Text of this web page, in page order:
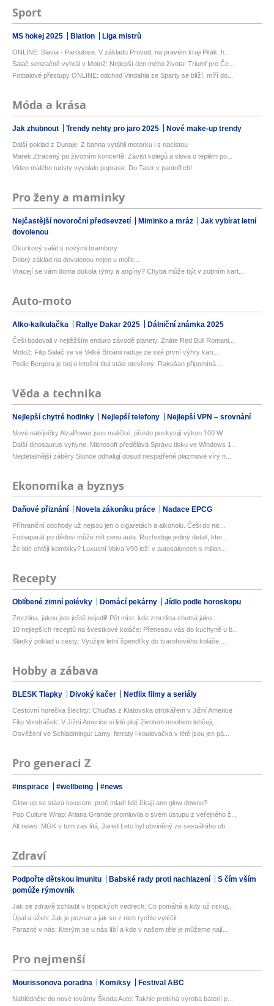
Sport
MS hokej 2025 Biatlon Liga mistrů
ONLINE: Slavia - Pardubice. V základu Provod, na pravém kraji Piták, h...
Salač senzačně vyhrál v Moto2: Nejlepší den mého života! Triumf pro Če...
Fotbalové přestupy ONLINE: odchod Vindahla ze Sparty se blíží, míří do...
Móda a krása
Jak zhubnout Trendy nehty pro jaro 2025 Nové make-up trendy
Další poklad z Dunaje: Z bahna vytáhli motorku i s nacistou
Marek Ztracený po životním koncertě: Závist kolegů a slova o teplém po...
Video malého turisty vyvolalo poprask: Do Tater v pantoflích!
Pro ženy a maminky
Nejčastější novoroční předsevzetí Miminko a mráz
Jak vybírat letní
dovolenou
Okurkový salát s novými brambory
Dobrý základ na dovolenou nejen u moře...
Vracejí se vám doma dokola rýmy a angíny? Chyba může být v zubním kart...
Auto-moto
Alko-kalkulačka Rallye Dakar 2025 Dálniční známka 2025
Češi bodovali v nejtěžším enduro závodě planety. Znáte Red Bull Romani...
Moto2: Filip Salač se ve Velké Británii raduje ze své první výhry kari...
Podle Bergera je boj o letošní titul stále otevřený. Rakušan připomíná...
Věda a technika
Nejlepší chytré hodinky Nejlepší telefony Nejlepší VPN – srovnání
Nové nabíječky AlzaPower jsou maličké, přesto poskytují výkon 100 W
Další dinosaurus vyhyne. Microsoft předělává Správu tisku ve Windows 1...
Nejdetailnější záběry Slunce odhalují dosud nespatřené plazmové víry n...
Ekonomika a byznys
Daňové přiznání Novela zákoníku práce Nadace EPCG
Příhraniční obchody už nejsou jen o cigaretách a alkoholu. Češi do nic...
Fotoaparát po dědovi může mít cenu auta. Rozhoduje jediný detail, kter...
Že lidé chtějí kombíky? Luxusní Volva V90 leží v autosalonech s milion...
Recepty
Oblíbené zimní polévky Domácí pekárny Jídlo podle horoskopu
Zmrzlina, jakou jste ještě nejedli! Pět míst, kde zmrzlina chutná jako...
10 nejlepších receptů na švestkové koláče: Přenesou vás do kuchyně u b...
Sladký poklad u cesty: Využijte letní špendlíky do tvarohového koláče,...
Hobby a zábava
BLESK Tlapky Divoký kačer Netflix filmy a seriály
Cestovní horečka šlechty: Chuďas z Klatovska otrokářem v Jižní Americe
Filip Vondrášek: V Jižní Americe si lidé plují životem mnohem lehčeji,...
Osvěžení ve Schladmingu: Lamy, ferraty i koulovačka v létě jsou jen pá...
Pro generaci Z
#inspirace #wellbeing #news
Glow up se stává luxusem, proč mladí lidé říkají ano glow downu?
Pop Culture Wrap: Ariana Grande promluvila o svém ústupu z veřejného ž...
Alt news: MGK v tom zas lítá, Jared Leto byl obviněný ze sexuálního ob...
Zdraví
Podpořte dětskou imunitu Babské rady proti nachlazení
S čím vším
pomůže rýmovník
Jak se zdravě zchladit v tropických vedrech: Co pomáhá a kdy už riskuj...
Úpal a úžeh: Jak je poznat a jak se z nich rychle vyléčit
Parazité v nás: Kterým se u nás líbí a kde v našem těle je můžeme nají...
Pro nejmenší
Mourissonova poradna Komiksy Festival ABC
Nahlédněte do nové továrny Škoda Auto: Takhle probíhá výroba baterií p...